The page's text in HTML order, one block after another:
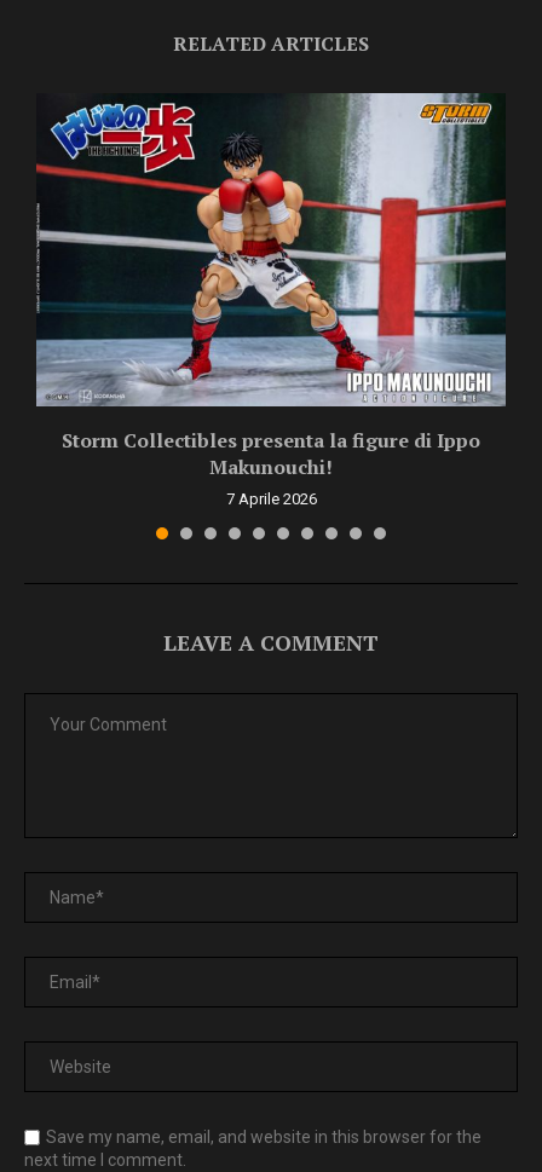
RELATED ARTICLES
Storm Collectibles presenta la figure di Ippo
Makunouchi!
7 Aprile 2026
LEAVE A COMMENT
Save my name, email, and website in this browser for the
next time I comment.